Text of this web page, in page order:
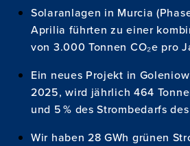
Solaranlagen in Murcia
Aprilia führten zu einer
von 3.000 Tonnen CO₂e pro
Ein neues Projekt in
2025, wird jährlich 464
und 5 % des Strombedarfs
Wir haben 28 GWh grünen